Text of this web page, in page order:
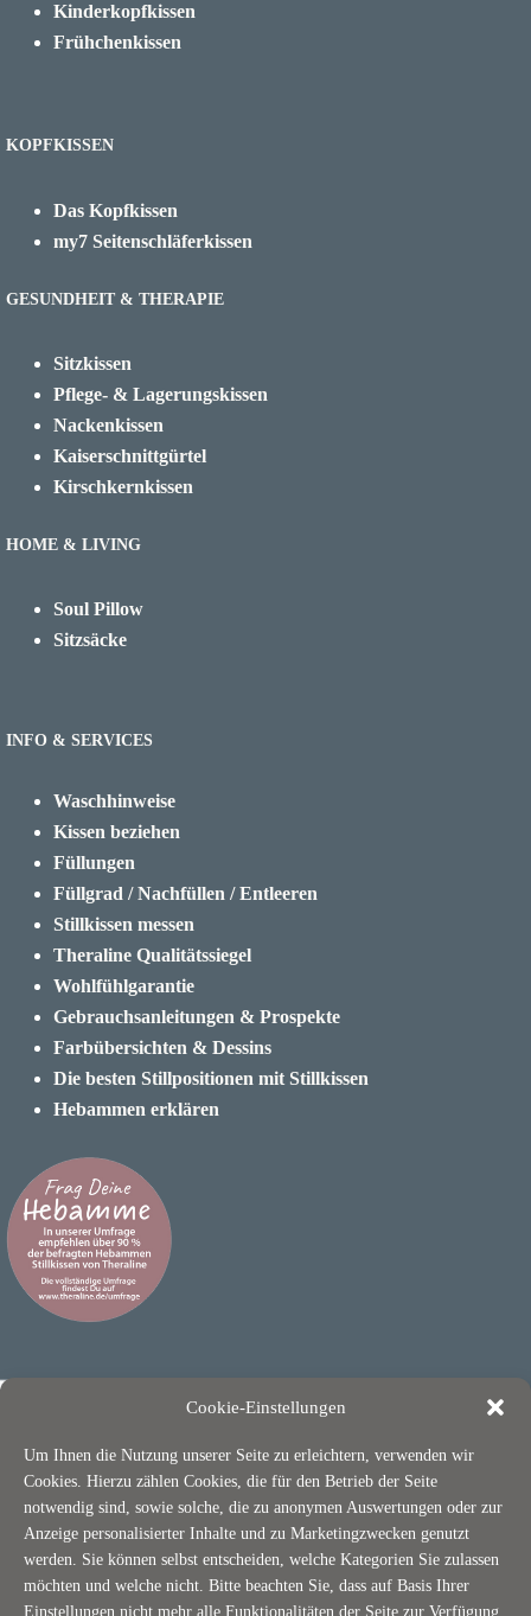
Cookie-Einstellungen
Um Ihnen die Nutzung unserer Seite zu erleichtern, verwenden wir
Cookies. Hierzu zählen Cookies, die für den Betrieb der Seite
notwendig sind, sowie solche, die zu anonymen Auswertungen oder zur
Anzeige personalisierter Inhalte und zu Marketingzwecken genutzt
werden. Sie können selbst entscheiden, welche Kategorien Sie zulassen
möchten und welche nicht. Bitte beachten Sie, dass auf Basis Ihrer
Einstellungen nicht mehr alle Funktionalitäten der Seite zur Verfügung
Kinderkopfkissen
Frühchenkissen
KOPFKISSEN
Das Kopfkissen
my7 Seitenschläferkissen
GESUNDHEIT & THERAPIE
Sitzkissen
Pflege- & Lagerungskissen
Nackenkissen
Kaiserschnittgürtel
Kirschkernkissen
HOME & LIVING
Soul Pillow
Sitzsäcke
INFO & SERVICES
Waschhinweise
Kissen beziehen
Füllungen
Füllgrad / Nachfüllen / Entleeren
Stillkissen messen
Theraline Qualitätssiegel
Wohlfühlgarantie
Gebrauchsanleitungen & Prospekte
Farbübersichten & Dessins
Die besten Stillpositionen mit Stillkissen
Hebammen erklären
ÜBER THERALINE
Nachhaltigkeit / OEKO-TEX